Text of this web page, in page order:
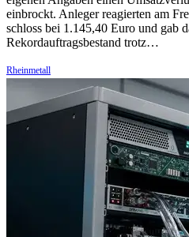
einbrockt. Anleger reagierten am
schloss bei 1.145,40 Euro und gab
Rekordauftragsbestand trotz…
Rheinmetall